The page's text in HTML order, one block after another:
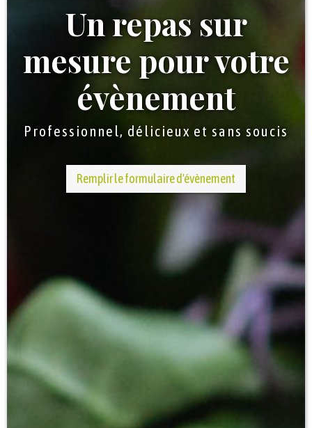
Un repas sur
mesure pour votre
évènement
Professionnel, délicieux et sans soucis
Remplir le formulaire d'évènement